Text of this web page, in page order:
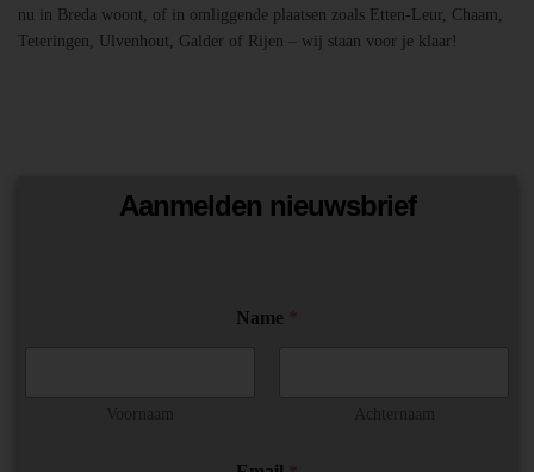
nu in Breda woont, of in omliggende plaatsen zoals Etten-Leur, Chaam,
Teteringen, Ulvenhout, Galder of Rijen – wij staan voor je klaar!
Aanmelden nieuwsbrief
Name